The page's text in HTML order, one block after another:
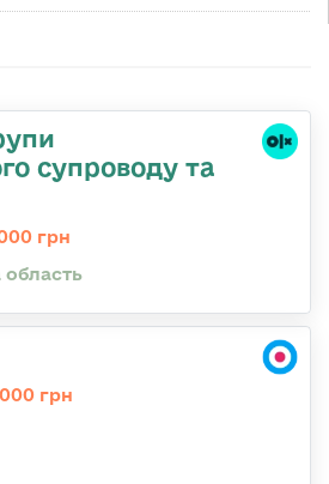
супроводу та
грн
область
грн